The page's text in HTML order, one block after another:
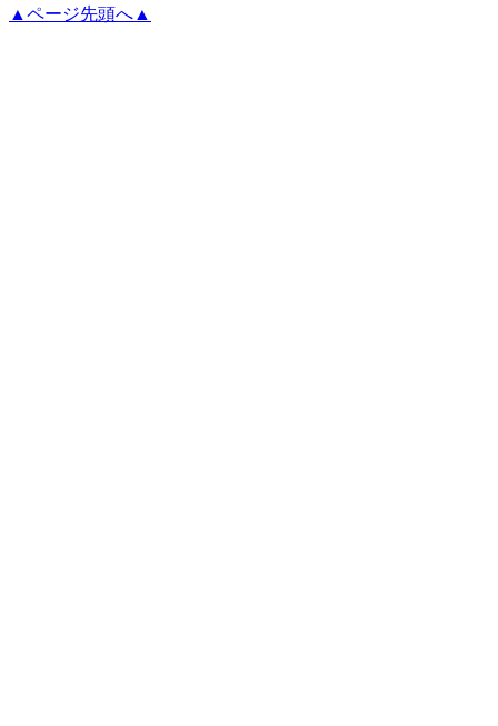
▲ページ先頭へ▲